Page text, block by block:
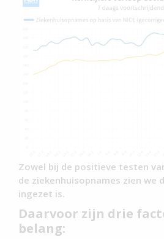
Zowel bij de positieve testen
de ziekenhuisopnames zien we
ingezet is.
Daarvoor zijn drie
belang: